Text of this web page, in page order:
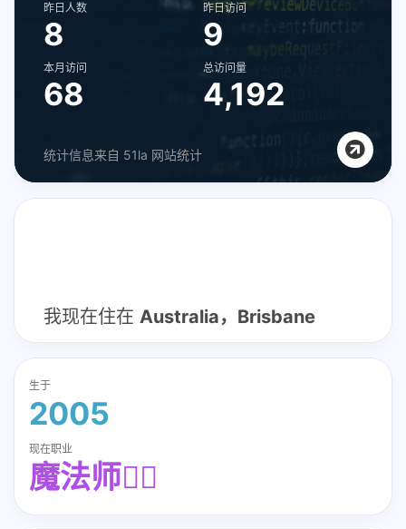
昨日人数
8
昨日访问
9
本月访问
68
总访问量
4,192
统计信息来自 51la 网站统计
我现在住在 Australia，Brisbane
生于
2005
现在职业
魔法师🧙‍♂️